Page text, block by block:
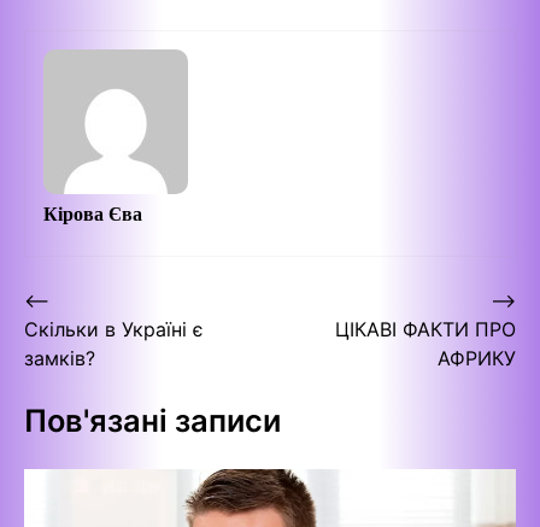
Кірова Єва
Навігація
записів
⟵
Скільки в Україні є
замків?
ЦІКАВІ ФАКТИ ПРО
АФРИКУ
⟶
Пов'язані записи